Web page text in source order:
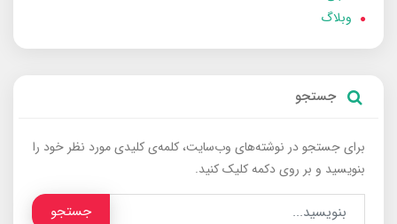
وبلاگ
جستجو
برای جستجو در نوشته‌های وب‌سایت، کلمه‌ی کلیدی مورد نظر خود را
بنویسید و بر روی دکمه کلیک کنید.
جستجو